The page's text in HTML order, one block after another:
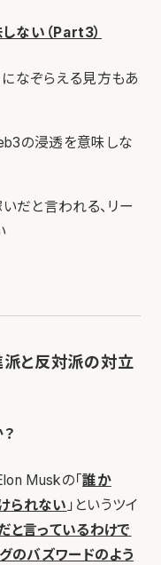
ない（Part3）
になぞらえる見方もあ
の浸透を意味しな
だと言われる、リー
と反対派の対立
Muskの「誰か
られない 」というツイ
言っているわけで
のバズワードのよう